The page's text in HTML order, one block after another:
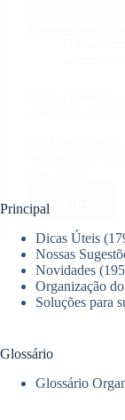
Leia mais
para
escolher
o
rack
de
sua
sala
Principal
Dicas Úteis
Nossas
Novidades
Organização
Soluções para
Glossário
Glossário